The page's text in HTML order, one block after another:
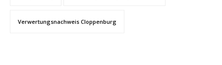
Verwertungsnachweis Cloppenburg